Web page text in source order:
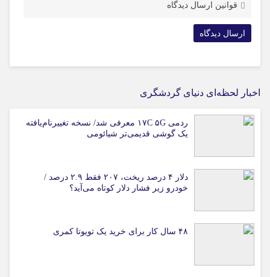
قوانین ارسال دیدگاه
اخبار لحظه‌ای دنیای گردشگری
ردمی ۱۷C ۵G معرفی شد/ نسخه تغییرنام‌یافته
یک گوشی قدیمی‌تر شیائومی
دلار ۴ درصد ریخت، ۲۰۷ فقط ۲.۹ درصد /
خودرو زیر فشار دلار کوتاه می‌آید؟
۴۸ سال کار برای خرید یک تویوتا کمری